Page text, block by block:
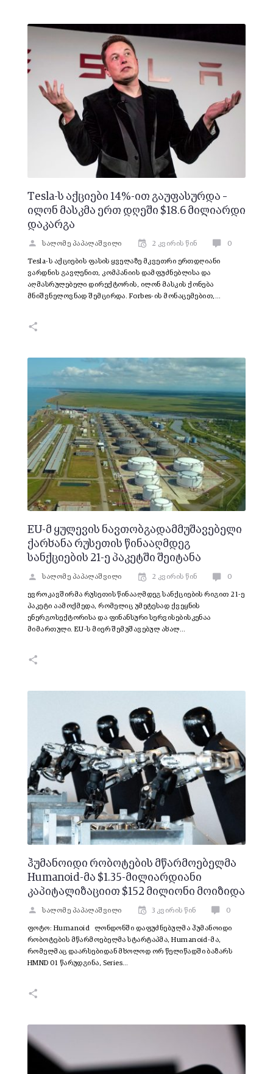
Tesla-ს აქციები 14%-ით გაუფასურდა –
ილონ მასკმა ერთ დღეში $18.6 მილიარდი
დაკარგა
სალომე პაპალაშვილი 2 კვირის წინ 0
Tesla-ს აქციების ფასის ყველაზე მკვეთრი ერთდღიანი
ვარდნის გავლენით, კომპანიის დამფუძნებლისა და
აღმასრულებელი დირექტორის, ილონ მასკის ქონება
მნიშვნელოვნად შემცირდა. Forbes-ის მონაცემებით,…
EU-მ ყულევის ნავთობგადამმუშავებელი
ქარხანა რუსეთის წინააღმდეგ
სანქციების 21-ე პაკეტში შეიტანა
სალომე პაპალაშვილი 2 კვირის წინ 0
ევროკავშირმა რუსეთის წინააღმდეგ სანქციების რიგით 21-ე
პაკეტი აამოქმედა, რომელიც უმეტესად ქვეყნის
ენერგოსექტორისა და ფინანსური სერვისებისკენაა
მიმართული. EU-ს მიერ შემუშავებულ ახალ…
ჰუმანოიდი რობოტების მწარმოებელმა
Humanoid-მა $1.35-მილიარდიანი
კაპიტალიზაციით $152 მილიონი მოიზიდა
სალომე პაპალაშვილი 3 კვირის წინ 0
ფოტო: Humanoid ლონდონში დაფუძნებულმა ჰუმანოიდი
რობოტების მწარმოებელმა სტარტაპმა, Humanoid-მა,
რომელმაც დაარსებიდან მხოლოდ ორ წელიწადში ბაზარს
HMND 01 წარუდგინა, Series…